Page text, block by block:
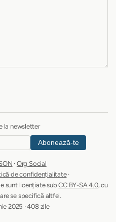
la newsletter
Abonează-te
· Org Social
de confidențialitate·
sunt licențiate subCC BY-SA 4.0, cu
se specifică altfel.
2025 · 408 zile